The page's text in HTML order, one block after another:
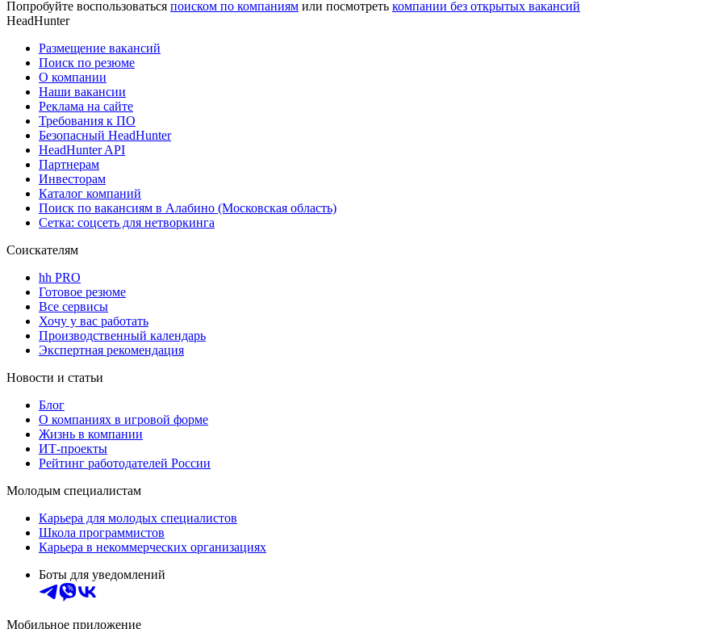
Попробуйте воспользоваться поиском по компаниям или посмотреть компании без открытых вакансий
HeadHunter
Размещение вакансий
Поиск по резюме
О компании
Наши вакансии
Реклама на сайте
Требования к ПО
Безопасный HeadHunter
HeadHunter API
Партнерам
Инвесторам
Каталог компаний
Поиск по вакансиям в Алабино (Московская область)
Сетка: соцсеть для нетворкинга
Соискателям
hh PRO
Готовое резюме
Все сервисы
Хочу у вас работать
Производственный календарь
Экспертная рекомендация
Новости и статьи
Блог
О компаниях в игровой форме
Жизнь в компании
ИТ-проекты
Рейтинг работодателей России
Молодым специалистам
Карьера для молодых специалистов
Школа программистов
Карьера в некоммерческих организациях
Боты для уведомлений
Мобильное приложение